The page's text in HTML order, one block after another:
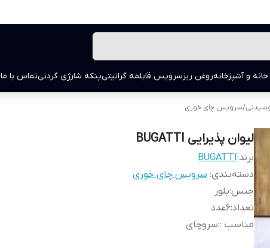
و آشپزخانهروغن ریزسرویس قابلمه گرانیتیپنکه شارژی گردنیتماس با ما
/سرویس چای خوری
لیوان پذیرایی BUGATTI
برند:BUGATTI
دسته‌بندی: سرویس چای خوری
جنس:بلور
تعداد:6عدد
مناسب ::سروچای